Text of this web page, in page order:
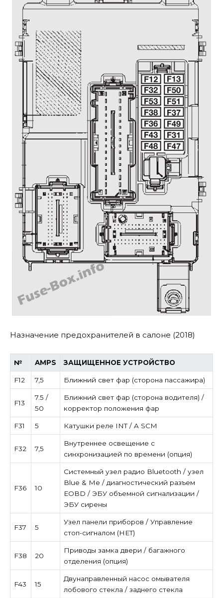
Назначение предохранителей в салоне (2018)
№ AMPS ЗАЩИЩЕННОЕ УСТРОЙСТВО
F12 7,5 Ближний свет фар (сторона пассажира)
F13
7.5 /
50
Ближний свет фар (сторона водителя) /
корректор положения фар
F31 5 Катушки реле INT / A SCM
F32 7,5
Внутреннее освещение с
синхронизацией по времени (опция)
F36 10
Системный узел радио Bluetooth / узел
Blue & Me / диагностический разъем
EOBD / ЭБУ объемной сигнализации /
ЭБУ сирены
F37 5
Узел панели приборов / Управление
стоп-сигналом (НЕТ)
F38 20
Приводы замка двери / багажного
отделения (опция)
F43 15
Двунаправленный насос омывателя
лобового стекла / заднего стекла